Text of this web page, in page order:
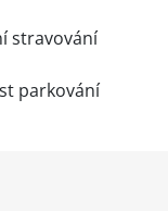
stravování
parkování